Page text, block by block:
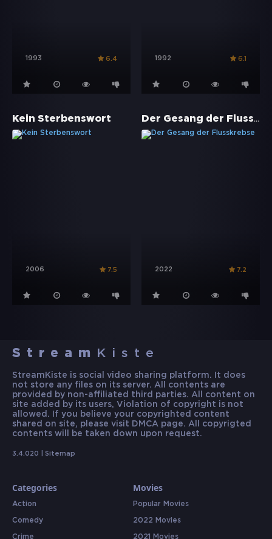
1993 6.4 1992 6.1
Kein Sterbenswort
2006 7.5
Der Gesang der Flusskrebse
2022 7.2
Stream Kiste
StreamKiste is social video sharing platform. It does
not store any files on its server. All contents are
provided by non-affiliated third parties. All content on
site added by its users, Violation of copyright is not
allowed. If you believe your copyrighted content
shared on site, please visit DMCA page. All copyrigted
contents will be taken down upon request.
3.4.020 | Sitemap
Categories
Action
Comedy
Crime
Movies
Popular Movies
2022 Movies
2021 Movies